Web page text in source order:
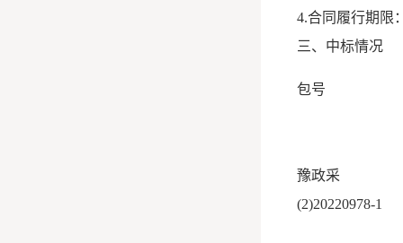
4.合同履行期限
三、中标情况
包号
豫政采
(2)20220978-1